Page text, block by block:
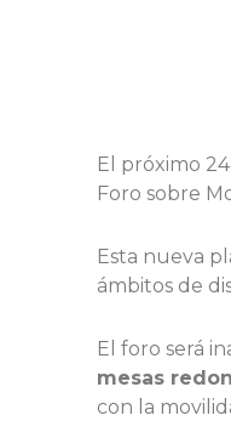
El próximo
Foro sobre
Esta nueva
ámbitos de
El foro será
mesas
con la